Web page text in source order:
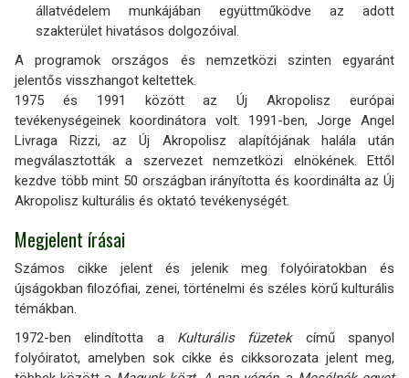
állatvédelem munkájában együttműködve az adott
szakterület hivatásos dolgozóival.
A programok országos és nemzetközi szinten egyaránt
jelentős visszhangot keltettek.
1975 és 1991 között az Új Akropolisz európai
tevékenységeinek koordinátora volt. 1991-ben, Jorge Angel
Livraga Rizzi, az Új Akropolisz alapítójának halála után
megválasztották a szervezet nemzetközi elnökének. Ettől
kezdve több mint 50 országban irányította és koordinálta az Új
Akropolisz kulturális és oktató tevékenységét.
Megjelent írásai
Számos cikke jelent és jelenik meg folyóiratokban és
újságokban filozófiai, zenei, történelmi és széles körű kulturális
témákban.
1972-ben elindította a Kulturális füzetekcímű spanyol
folyóiratot, amelyben sok cikke és cikksorozata jelent meg,